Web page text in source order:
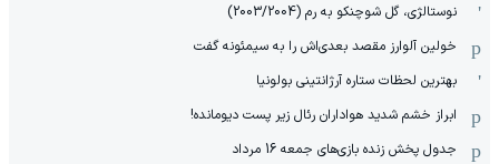
نوستالژی، گل شوچنکو به رم (2003/2004)
خولین آلوارز مقصد بعدی‌اش را به سیمئونه گفت
بهترین لحظات ستاره آرژانتینی بولونیا
ابراز خشم شدید هواداران رئال زیر پست دیومانده!
جدول پخش زنده بازی‌های جمعه 16 مرداد